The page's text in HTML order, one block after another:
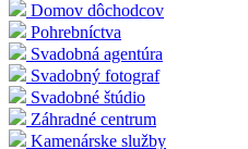
Domov dôchodcov
Pohrebníctva
Svadobná agentúra
Svadobný fotograf
Svadobné štúdio
Záhradné centrum
Kamenárske služby